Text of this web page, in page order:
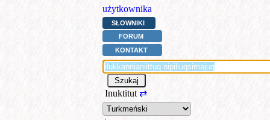
użytkownika
SŁOWNIKI
FORUM
KONTAKT
Inuktitut⇄